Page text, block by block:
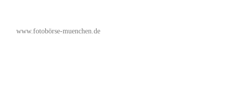
www.fotobörse-muenchen.de